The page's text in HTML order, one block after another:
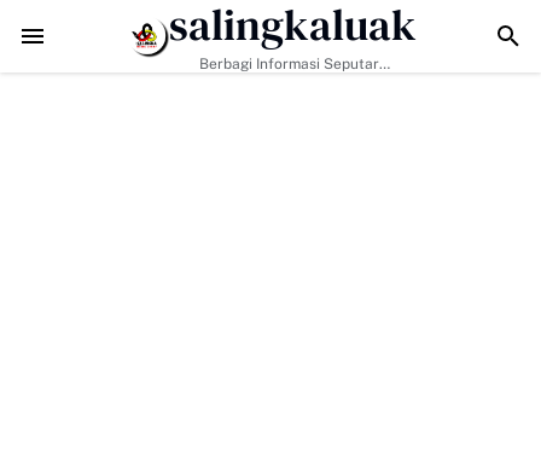
Tantangan Era Digital, Arisal Aziz Ajak Masyarakat Perkuat
salingkaluak
Berbagi Informasi Seputar